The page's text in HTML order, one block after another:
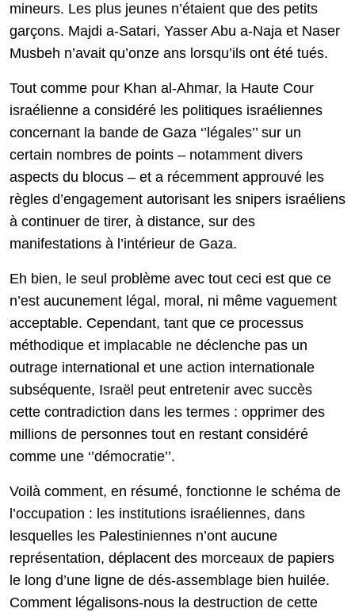
mineurs. Les plus jeunes n’étaient que des petits
garçons. Majdi a-Satari, Yasser Abu a-Naja et Naser
Musbeh n’avait qu’onze ans lorsqu’ils ont été tués.
Tout comme pour Khan al-Ahmar, la Haute Cour
israélienne a considéré les politiques israéliennes
concernant la bande de Gaza ‘’légales’’ sur un
certain nombres de points – notamment divers
aspects du blocus – et a récemment approuvé les
règles d’engagement autorisant les snipers israéliens
à continuer de tirer, à distance, sur des
manifestations à l’intérieur de Gaza.
Eh bien, le seul problème avec tout ceci est que ce
n’est aucunement légal, moral, ni même vaguement
acceptable. Cependant, tant que ce processus
méthodique et implacable ne déclenche pas un
outrage international et une action internationale
subséquente, Israël peut entretenir avec succès
cette contradiction dans les termes : opprimer des
millions de personnes tout en restant considéré
comme une ‘’démocratie’’.
Voilà comment, en résumé, fonctionne le schéma de
l’occupation : les institutions israéliennes, dans
lesquelles les Palestiniennes n’ont aucune
représentation, déplacent des morceaux de papiers
le long d’une ligne de dés-assemblage bien huilée.
Comment légalisons-nous la destruction de cette